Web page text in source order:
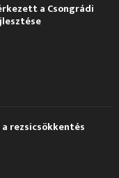
a Csongrádi
rezsicsökkentés